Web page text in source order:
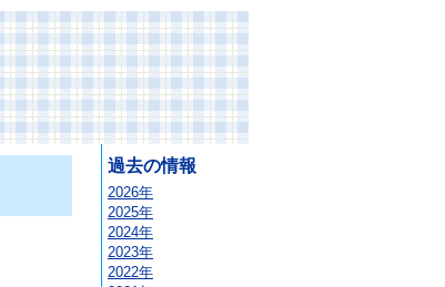
過去の情報
2026年
2025年
2024年
2023年
2022年